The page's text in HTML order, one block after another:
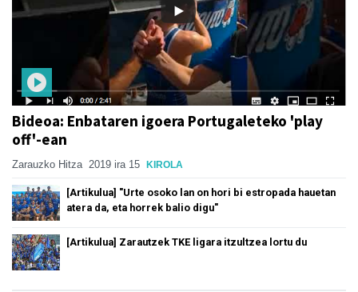
Bideoa: Enbataren igoera Portugaleteko 'play
off'-ean
Zarauzko Hitza 2019 ira 15 KIROLA
[Artikulua] "Urte osoko lan on hori bi estropada hauetan
atera da, eta horrek balio digu"
[Artikulua] Zarautzek TKE ligara itzultzea lortu du